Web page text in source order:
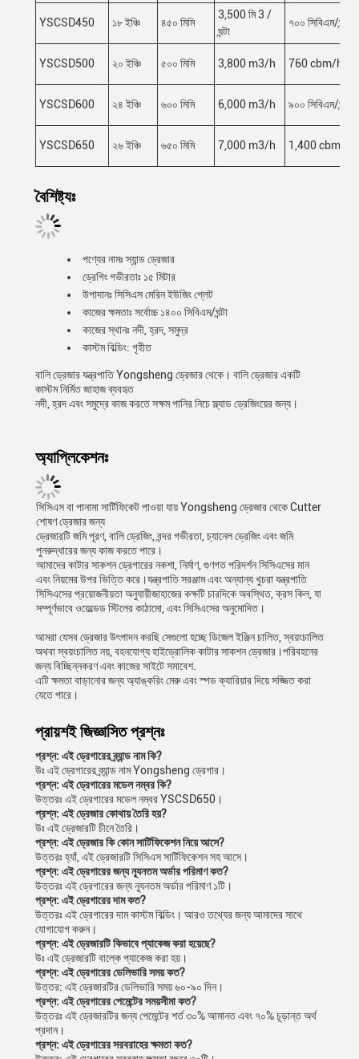
YSCSD450 ১৮ ইঞ্চি ৪৫০ মিমি
3,500 মি 3 /
ঘন্টা
৭০০ সিবিএম/ঘন্টা
YSCSD500 ২০ ইঞ্চি ৫০০ মিমি 3,800 m3/h 760 cbm/h
YSCSD600 ২৪ ইঞ্চি ৬০০ মিমি 6,000 m3/h ৯০০ সিবিএম/ঘন্টা
YSCSD650 ২৬ ইঞ্চি ৬৫০ মিমি 7,000 m3/h 1,400 cbm/h
বৈশিষ্ট্যঃ
পণ্যের নামঃ স্যান্ড ড্রেজার
ড্রেগিং গভীরতাঃ ১৫ মিটার
উপাদানঃ সিসিএস মেরিন ইউজিং প্লেট
কাজের ক্ষমতাঃ সর্বোচ্চ ১৪০০ সিবিএম/ঘন্টা
কাজের স্থানঃ নদী, হ্রদ, সমুদ্র
কাস্টম বিল্ডিং: গৃহীত
বালি ড্রেজার যন্ত্রপাতি Yongsheng ড্রেজার থেকে। বালি ড্রেজার একটি
কাস্টম নির্মিত জাহাজ ব্যবহৃত
নদী, হ্রদ এবং সমুদ্রে কাজ করতে সক্ষম পানির নিচে স্ল্যাড ড্রেজিংয়ের জন্য।
অ্যাপ্লিকেশনঃ
সিসিএস বা পানামা সার্টিফিকেট পাওয়া যায় Yongsheng ড্রেজার থেকে Cutter
শোষণ ড্রেজার জন্য
ড্রেজারটি জমি পূরণ, বালি ড্রেজিং, বন্দর গভীরতা, চ্যানেল ড্রেজিং এবং জমি
পুনরুদ্ধারের জন্য কাজ করতে পারে।
আমাদের কাটার সাকশন ড্রেগারের নকশা, নির্মাণ, গুণগত পরিদর্শন সিসিএসের মান
এবং নিয়মের উপর ভিত্তি করে।যন্ত্রপাতি সরঞ্জাম এবং অন্যান্য খুচরা যন্ত্রপাতি
সিসিএসের প্রয়োজনীয়তা অনুযায়ীজাহাজের কক্ষটি চারদিকে অবস্থিত, ক্রস কিল, যা
সম্পূর্ণভাবে ওয়েল্ডেড স্টিলের কাঠামো, এবং সিসিএসের অনুমোদিত।
আমরা যেসব ড্রেজার উৎপাদন করছি সেগুলো হচ্ছে ডিজেল ইঞ্জিন চালিত, স্বয়ংচালিত
অথবা স্বয়ংচালিত নয়, বহনযোগ্য হাইড্রোলিক কাটার সাকশন ড্রেজার।পরিবহনের
জন্য বিচ্ছিন্নকরণ এবং কাজের সাইটে সমাবেশ.
এটি ক্ষমতা বাড়ানোর জন্য অ্যাঙ্করিং মেরু এবং স্পড ক্যারিয়ার দিয়ে সজ্জিত করা
যেতে পারে।
প্রায়শই জিজ্ঞাসিত প্রশ্নঃ
প্রশ্ন: এই ড্রেগারের ব্র্যান্ড নাম কি?
উঃ এই ড্রেগারের ব্র্যান্ড নাম Yongsheng ড্রেগার।
প্রশ্ন: এই ড্রেগারের মডেল নম্বর কি?
উত্তরঃ এই ড্রেগারের মডেল নম্বর YSCSD650।
প্রশ্ন: এই ড্রেজার কোথায় তৈরি হয়?
উঃ এই ড্রেজারটি চীনে তৈরি।
প্রশ্ন: এই ড্রেজার কি কোন সার্টিফিকেশন নিয়ে আসে?
উত্তরঃ হ্যাঁ, এই ড্রেজারটি সিসিএস সার্টিফিকেশন সহ আসে।
প্রশ্ন: এই ড্রেগারের জন্য ন্যূনতম অর্ডার পরিমাণ কত?
উত্তরঃ এই ড্রেগারের জন্য ন্যূনতম অর্ডার পরিমাণ ১টি।
প্রশ্ন: এই ড্রেগারের দাম কত?
উত্তরঃ এই ড্রেগারের দাম কাস্টম বিল্ডিং। আরও তথ্যের জন্য আমাদের সাথে
যোগাযোগ করুন।
প্রশ্ন: এই ড্রেজারটি কিভাবে প্যাকেজ করা হয়েছে?
উঃ এই ড্রেজারটি বাল্কে প্যাকেজ করা হয়।
প্রশ্ন: এই ড্রেগারের ডেলিভারি সময় কত?
উত্তর: এই ড্রেজারটির ডেলিভারি সময় ৬০-৯০ দিন।
প্রশ্ন: এই ড্রেগারের পেমেন্টের সময়সীমা কত?
উত্তরঃ এই ড্রেজারটির জন্য পেমেন্টের শর্ত ৩০% আমানত এবং ৭০% চূড়ান্ত অর্থ
প্রদান।
প্রশ্ন: এই ড্রেগারের সরবরাহের ক্ষমতা কত?